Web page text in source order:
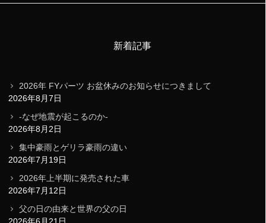
新着記事
2026年 FYパーツ お盆休みのお知らせにつきまして
2026年8月7日
-なぜ地震が起こるのか-
2026年8月2日
集中豪雨とゲリラ豪雨の違い
2026年7月19日
2026年上半期に発売された車
2026年7月12日
父の日の由来と世界の父の日